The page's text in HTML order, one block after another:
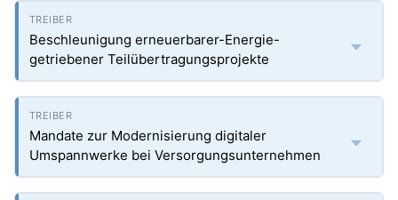
Beschleunigung erneuerbarer-Energie-
getriebener Teilübertragungsprojekte
Mandate zur Modernisierung digitaler
Umspannwerke bei Versorgungsunternehmen